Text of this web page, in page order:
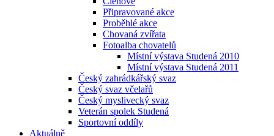
Připravované akce
Proběhlé akce
Chovaná zvířata
Fotoalba chovatelů
Místní výstava Studená 2010
Místní výstava Studená 2011
Český zahrádkářský svaz
Český svaz včelařů
Český myslivecký svaz
Veterán spolek Studená
Sportovní oddíly
Aktuálně